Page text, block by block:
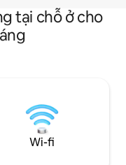
tại chỗ ở cho
Wi-fi